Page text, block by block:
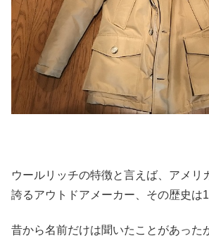
ウールリッチの特徴と言えば、アメリ
誇るアウトドアメーカー、その歴史は
昔から名前だけは聞いたことがあった